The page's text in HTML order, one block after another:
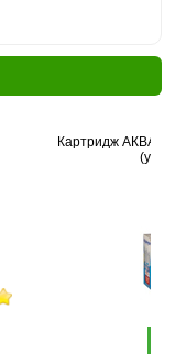
Картридж